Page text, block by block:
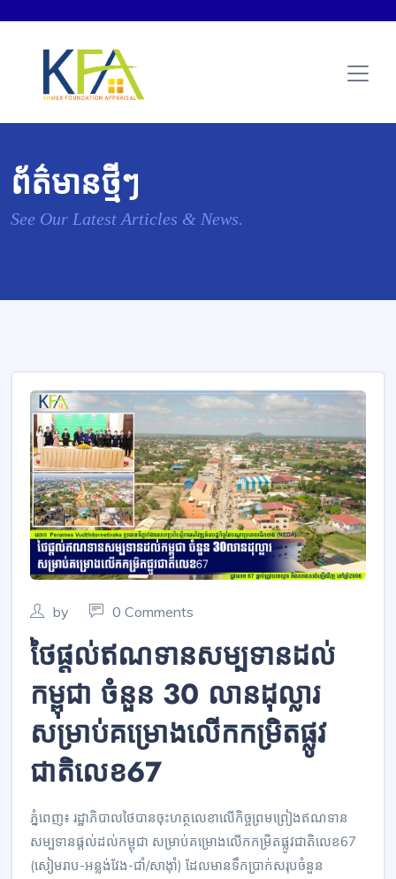
ព័ត៌មានថ្មីៗ
See Our Latest Articles & News.
by 0 Comments
ថៃផ្តល់ឥណទានសម្បទានដល់
កម្ពុជា ចំនួន 30 លានដុល្លារ
សម្រាប់គម្រោងលើកកម្រិតផ្លូវ
ជាតិលេខ67
ភ្នំពេញ៖ រដ្ឋាភិបាលថៃបានចុះហត្ថលេខាលើកិច្ចព្រមព្រៀងឥណទាន
សម្បទានផ្តល់ដល់កម្ពុជា សម្រាប់គម្រោងលើកកម្រិតផ្លូវជាតិលេខ67
(សៀមរាប-អន្លង់វែង-ជាំ/សាង៉ាំ) ដែលមានទឹកប្រាក់សរុបចំនួន